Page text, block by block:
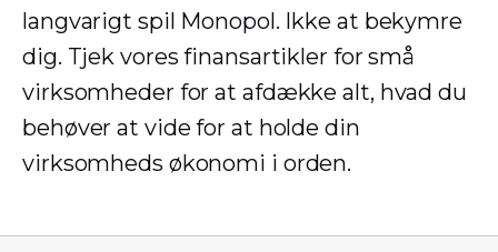
langvarigt spil Monopol. Ikke at bekymre
dig. Tjek vores finansartikler for små
virksomheder for at afdække alt, hvad du
behøver at vide for at holde din
virksomheds økonomi i orden.